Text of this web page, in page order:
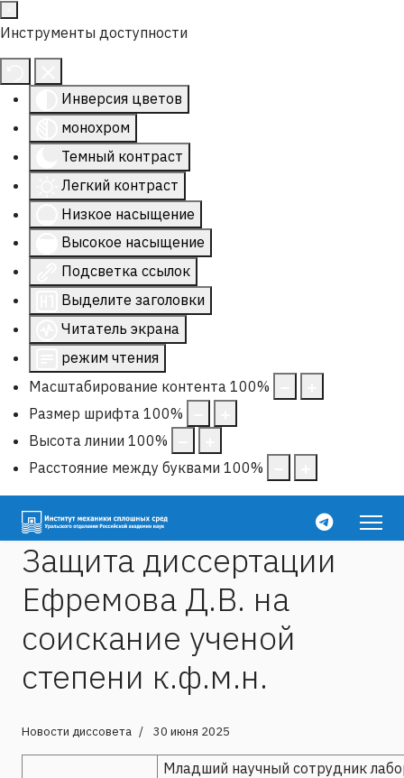
Инструменты доступности
Инверсия цветов
монохром
Темный контраст
Легкий контраст
Низкое насыщение
Высокое насыщение
Подсветка ссылок
Выделите заголовки
Читатель экрана
режим чтения
Масштабирование контента 100%
Размер шрифта 100%
Высота линии 100%
Расстояние между буквами 100%
Защита диссертации
Ефремова Д.В. на
соискание ученой
степени к.ф.м.н.
Новости диссовета 30 июня 2025
Младший научный сотрудник